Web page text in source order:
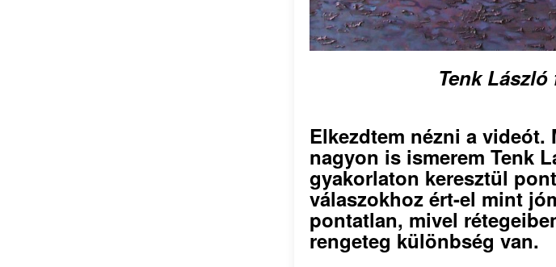
Tenk László
Elkezdtem nézni a
nagyon is ismerem Tenk
gyakorlaton keresztül
válaszokhoz ért-el mint
pontatlan, mivel
rengeteg különbség van.